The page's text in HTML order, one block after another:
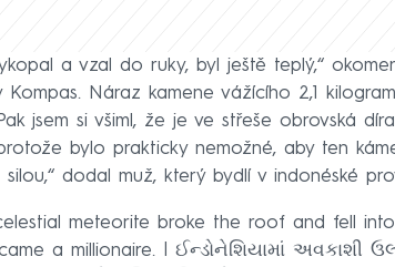
a vzal do ruky, byl ještě teplý,“
Kompas. Náraz kamene vážícího 2,1
jsem si všiml, že je ve střeše obrovská
bylo prakticky nemožné, aby ten
dodal muž, který bydlí v indonéské
meteorite broke the roof and fell
a millionaire. | ઈન્ડોનેશિયામાં અવકાશી